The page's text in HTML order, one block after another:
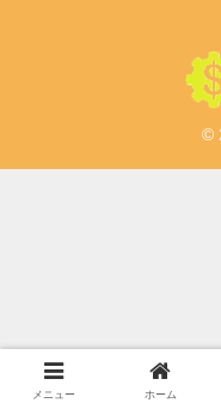
©
メニュー ホーム